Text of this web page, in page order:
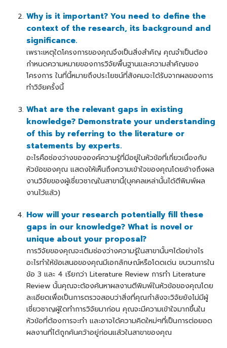
Why is it important? You need to define the
context of the research, its background and
significance.
เพราะเหตุใดโครงการของคุณจึงเป็นสิ่งสำคัญ คุณจำเป็นต้อง
กำหนดความหมายของการวิจัยพื้นฐานและความสำคัญของ
โครงการ ในที่นี้หมายถึงประโยชน์ที่สังคมจะได้รับจากผลของการ
ทำวิจัยครั้งนี้
What are the relevant gaps in existing
knowledge? Demonstrate your understanding
of this by referring to the literature or
statements by experts.
อะไรคือช่องว่างขององค์ความรู้ที่มีอยู่ในหัวข้อที่เกี่ยวเนื่องกับ
หัวข้อของคุณ แสดงให้เห็นถึงความเข้าใจของคุณโดยอ้างถึงผล
งานวิจัยของผู้เชี่ยวชาญในสาขานี้(บุคคลเหล่านั้นได้ตีพิมพ์ผล
งานไว้แล้ว)
How will your research potentially fill these
gaps in our knowledge? What is novel or
unique about your proposal?
การวิจัยของคุณจะเติมช่องว่างความรู้ในสาขานั้นๆได้อย่างไร
อะไรทำให้ข้อเสนอของคุณมีเอกลักษณ์หรือโดดเด่น ขบวนการใน
ข้อ 3 และ 4 เรียกว่า Literature Review การทำ Literature
Review นั้นคุณจะต้องค้นหาผลงานตีพิมพ์ในหัวข้อของคุณโดย
ละเอียดเพื่อเป็นการตรวจสอบว่าสิ่งที่คุณกำลังจะวิจัยยังไม่มีผู้
เชี่ยวชาญผู้ใดทำการวิจัยมาก่อน คุณจะมีความเข้าใจมากขึ้นใน
หัวข้อที่ต้องการจะทำ และอาจได้ความคิดใหม่ๆที่เป็นการต่อยอด
ผลงานที่ได้ถูกค้นคว้าอยู่ก่อนแล้วในสาขาของคุณ